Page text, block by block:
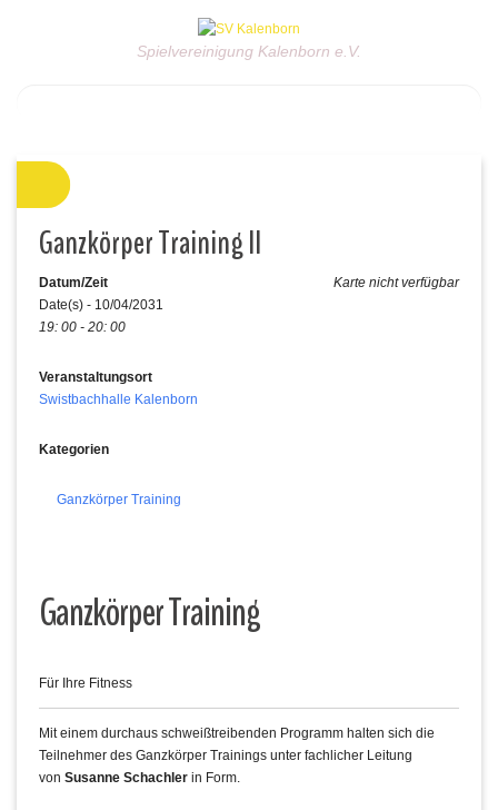
Spielvereinigung Kalenborn e.V.
Ganzkörper Training II
Karte nicht verfügbar
Datum/Zeit
Date(s) - 10/04/2031
19: 00 - 20: 00
Veranstaltungsort
Swistbachhalle Kalenborn
Kategorien
Ganzkörper Training
Ganzkörper Training
Für Ihre Fitness
Mit einem durchaus schweißtreibenden Programm halten sich die
Teilnehmer des Ganzkörper Trainings unter fachlicher Leitung
von Susanne Schachler in Form.